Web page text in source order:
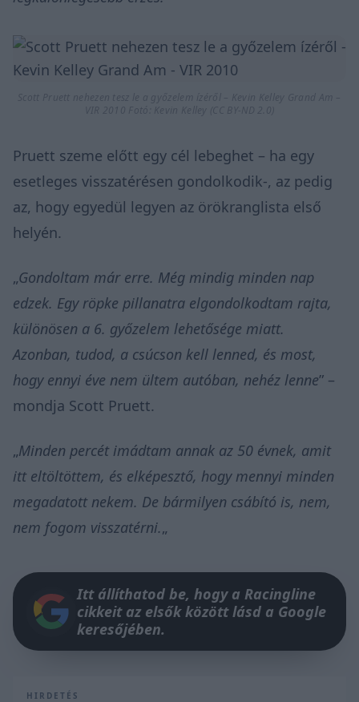
Pruett szeme előtt egy cél lebeghet – ha egy
esetleges visszatérésen gondolkodik-, az pedig
az, hogy egyedül legyen az örökranglista első
helyén.
„Gondoltam már erre. Még mindig minden nap
edzek. Egy röpke pillanatra elgondolkodtam rajta,
különösen a 6. győzelem lehetősége miatt.
Azonban, tudod, a csúcson kell lenned, és most,
hogy ennyi éve nem ültem autóban, nehéz lenne” –
mondja Scott Pruett.
„Minden percét imádtam annak az 50 évnek, amit
itt eltöltöttem, és elképesztő, hogy mennyi minden
megadatott nekem. De bármilyen csábító is, nem,
nem fogom visszatérni.„
Itt állíthatod be, hogy a Racingline
cikkeit az elsők között lásd a Google
keresőjében.
HIRDETÉS